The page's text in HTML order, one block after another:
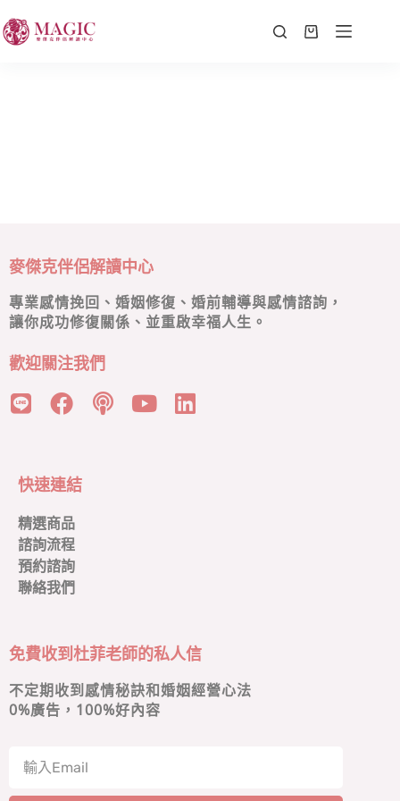
麥傑克伴侶解讀中心
專業感情挽回、婚姻修復、婚前輔導與感情諮詢，
讓你成功修復關係、並重啟幸福人生。
歡迎關注我們
快速連結
精選商品
諮詢流程
預約諮詢
聯絡我們
免費收到杜菲老師的私人信
不定期收到感情秘訣和婚姻經營心法
0%廣告，100%好內容